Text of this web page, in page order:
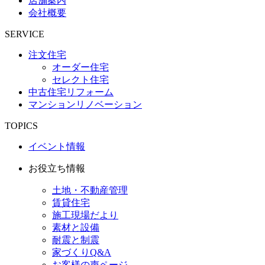
会社概要
SERVICE
注文住宅
オーダー住宅
セレクト住宅
中古住宅リフォーム
マンションリノベーション
TOPICS
イベント情報
お役立ち情報
土地・不動産管理
賃貸住宅
施工現場だより
素材と設備
耐震と制震
家づくりQ&A